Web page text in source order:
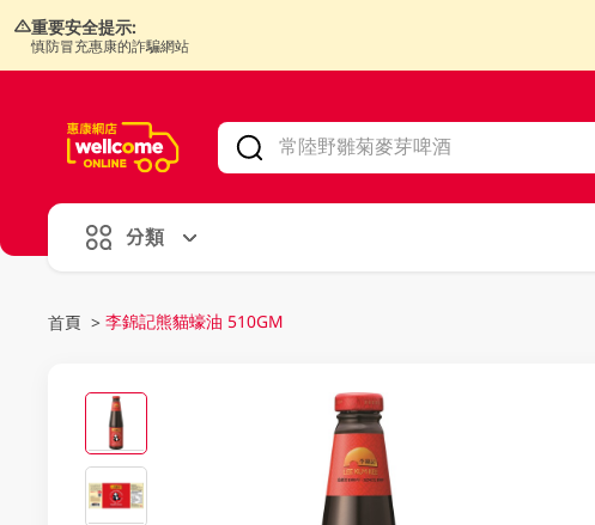
重要安全提示:
慎防冒充惠康的詐騙網站
分類
首頁 > 李錦記熊貓蠔油 510GM